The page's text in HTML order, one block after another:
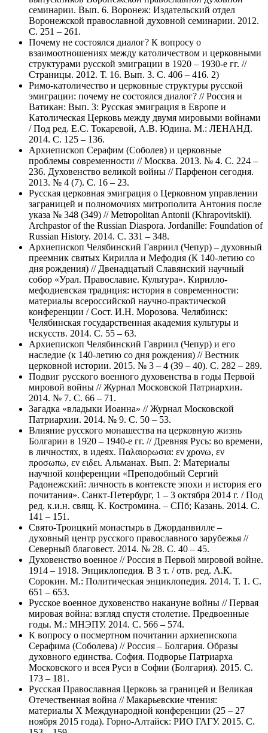
семинарии. Вып. 6. Воронеж: Издательский отдел
Воронежской православной духовной семинарии. 2012.
С. 251 – 261.
Почему не состоялся диалог? К вопросу о
взаимоотношениях между католичеством и церковными
структурами русской эмиграции в 1920 – 1930-е гг. //
Страницы. 2012. Т. 16. Вып. 3. С. 406 – 416. 2)
Римо-католичество и церковные структуры русской
эмиграции: почему не состоялся диалог? // Россия и
Ватикан: Вып. 3: Русская эмиграция в Европе и
Католическая Церковь между двумя мировыми войнами
/ Под ред. Е.С. Токаревой, А.В. Юдина. М.: ЛЕНАНД.
2014. С. 125 – 136.
Архиепископ Серафим (Соболев) и церковные
проблемы современности // Москва. 2013. № 4. С. 224 –
236. Духовенство великой войны // Парфенон сегодня.
2013. № 4 (7). С. 16 – 23.
Русская церковная эмиграция о Церковном управлении
заграницей и полномочиях митрополита Антония после
указа № 348 (349) // Metropolitan Antonii (Khrapovitskii).
Archpastor of the Russian Diaspora. Jordanille: Foundation of
Russian History. 2014. С. 331 – 348.
Архиепископ Челябинский Гавриил (Чепур) – духовный
преемник святых Кирилла и Мефодия (К 140-летию со
дня рождения) // Двенадцатый Славянский научный
собор «Урал. Православие. Культура». Кирилло-
мефодиевская традиция: история в современности:
материалы всероссийской научно-практической
конференции / Сост. И.Н. Морозова. Челябинск:
Челябинская государственная академия культуры и
искусств. 2014. С. 55 – 63.
Архиепископ Челябинский Гавриил (Чепур) и его
наследие (к 140-летию со дня рождения) // Вестник
церковной истории. 2015. № 3 – 4 (39 – 40). С. 282 – 289.
Подвиг русского военного духовенства в годы Первой
мировой войны // Журнал Московской Патриархии.
2014. № 7. С. 66 – 71.
Загадка «владыки Иоанна» // Журнал Московской
Патриархии. 2014. № 9. С. 50 – 53.
Влияние русского монашества на церковную жизнь
Болгарии в 1920 – 1940-е гг. // Древняя Русь: во времени,
в личностях, в идеях. Παλαιορωσια: εν χρονω, εν
προσωπω, εν ειδει. Альманах. Вып. 2: Материалы
научной конференции «Преподобный Сергий
Радонежский: личность в контексте эпохи и история его
почитания». Санкт-Петербург, 1 – 3 октября 2014 г. / Под
ред. к.и.н. свящ. К. Костромина. – СПб; Казань. 2014. С.
141 – 151.
Свято-Троицкий монастырь в Джорданвилле –
духовный центр русского православного зарубежья //
Северный благовест. 2014. № 28. С. 40 – 45.
Духовенство военное // Россия в Первой мировой войне.
1914 – 1918. Энциклопедия. В 3 т. / отв. ред. А.К.
Сорокин. М.: Политическая энциклопедия. 2014. Т. 1. С.
651 – 653.
Русское военное духовенство накануне войны // Первая
мировая война: взгляд спустя столетие. Предвоенные
годы. М.: МНЭПУ. 2014. С. 566 – 574.
К вопросу о посмертном почитании архиепископа
Серафима (Соболева) // Россия – Болгария. Образы
духовного единства. София. Подворье Патриарха
Московского и всея Руси в Софии (Болгария). 2015. С.
173 – 181.
Русская Православная Церковь за границей и Великая
Отечественная война // Макарьевские чтения:
материалы Х Международной конференции (25 – 27
ноября 2015 года). Горно-Алтайск: РИО ГАГУ. 2015. С.